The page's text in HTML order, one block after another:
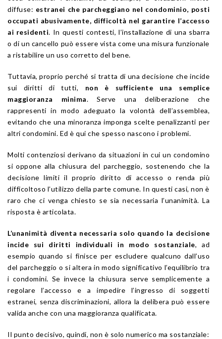
diffuse: estranei che parcheggiano nel condominio, posti
occupati abusivamente, difficoltà nel garantire l’accesso
ai residenti. In questi contesti, l’installazione di una sbarra
o di un cancello può essere vista come una misura funzionale
a ristabilire un uso corretto del bene.
Tuttavia, proprio perché si tratta di una decisione che incide
sui diritti di tutti, non è sufficiente una semplice
maggioranza minima. Serve una deliberazione che
rappresenti in modo adeguato la volontà dell’assemblea,
evitando che una minoranza imponga scelte penalizzanti per
altri condomini. Ed è qui che spesso nascono i problemi.
Molti contenziosi derivano da situazioni in cui un condomino
si oppone alla chiusura del parcheggio, sostenendo che la
decisione limiti il proprio diritto di accesso o renda più
difficoltoso l’utilizzo della parte comune. In questi casi, non è
raro che ci venga chiesto se sia necessaria l’unanimità. La
risposta è articolata.
L’unanimità diventa necessaria solo quando la decisione
incide sui diritti individuali in modo sostanziale, ad
esempio quando si finisce per escludere qualcuno dall’uso
del parcheggio o si altera in modo significativo l’equilibrio tra
i condomini. Se invece la chiusura serve semplicemente a
regolare l’accesso e a impedire l’ingresso di soggetti
estranei, senza discriminazioni, allora la delibera può essere
valida anche con una maggioranza qualificata.
Il punto decisivo, quindi, non è solo numerico ma sostanziale: